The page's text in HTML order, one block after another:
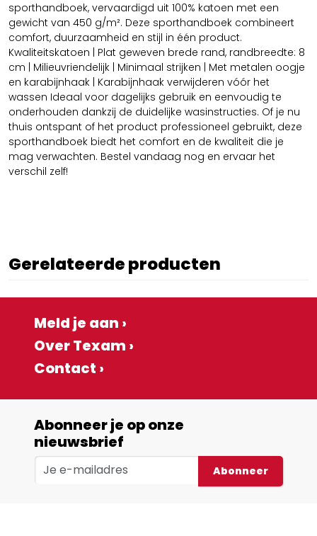
sporthandboek, vervaardigd uit 100% katoen met een
gewicht van 450 g/m². Deze sporthandboek combineert
comfort, duurzaamheid en stijl in één product.
Kwaliteitskatoen | Plat geweven brede rand, randbreedte: 8
cm | Milieuvriendelijk | Minimaal strijken | Met metalen oogje
en karabijnhaak | Karabijnhaak verwijderen vóór het
wassen Ideaal voor dagelijks gebruik en eenvoudig te
onderhouden dankzij de duidelijke wasinstructies. Of je nu
thuis ontspant of het product professioneel gebruikt, deze
sporthandboek biedt het comfort en de kwaliteit die je
mag verwachten. Bestel vandaag nog en ervaar het
verschil zelf!
Gerelateerde producten
Meld je aan ›
Over Texam ›
Contact ›
Abonneer je op onze
nieuwsbrief
Abonneer